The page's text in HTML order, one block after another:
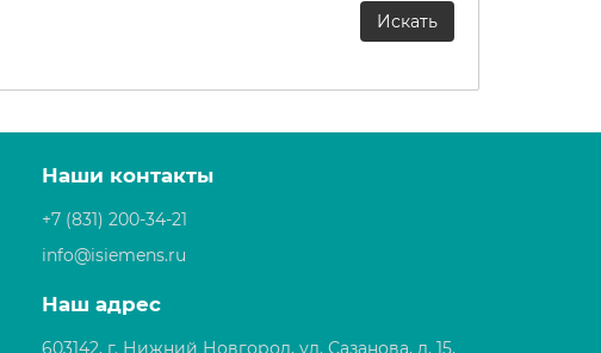
Наши контакты
+7 (831) 200-34-21
info@isiemens.ru
Наш адрес
603142, г. Нижний Новгород, ул. Сазанова, д. 15,